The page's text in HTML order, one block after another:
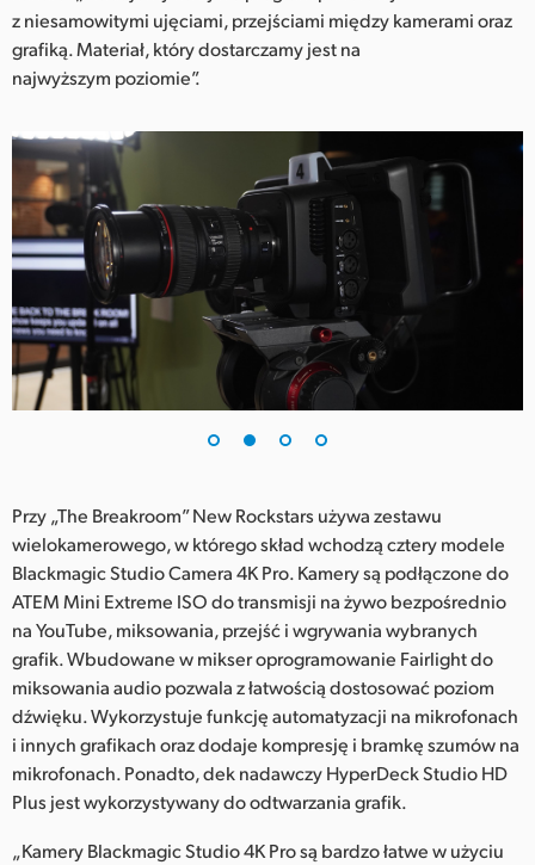
United Kingdom
z niesamowitymi ujęciami, przejściami między kamerami oraz
grafiką. Materiał, który dostarczamy jest na
najwyższym poziomie”.
Przy „The Breakroom” New Rockstars używa zestawu
wielokamerowego, w którego skład wchodzą cztery modele
Blackmagic Studio Camera 4K Pro. Kamery są podłączone do
ATEM Mini Extreme ISO do transmisji na żywo bezpośrednio
na YouTube, miksowania, przejść i wgrywania wybranych
grafik. Wbudowane w mikser oprogramowanie Fairlight do
miksowania audio pozwala z łatwością dostosować poziom
dźwięku. Wykorzystuje funkcję automatyzacji na mikrofonach
i innych grafikach oraz dodaje kompresję i bramkę szumów na
mikrofonach. Ponadto, dek nadawczy HyperDeck Studio HD
Plus jest wykorzystywany do odtwarzania grafik.
„Kamery Blackmagic Studio 4K Pro są bardzo łatwe w użyciu